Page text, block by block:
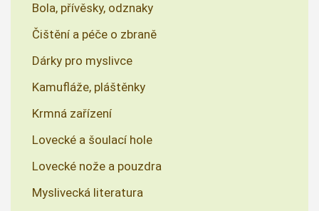
Bola, přívěsky, odznaky
Čištění a péče o zbraně
Dárky pro myslivce
Kamufláže, pláštěnky
Krmná zařízení
Lovecké a šoulací hole
Lovecké nože a pouzdra
Myslivecká literatura